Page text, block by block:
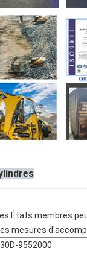
États membres
mesures
9552000